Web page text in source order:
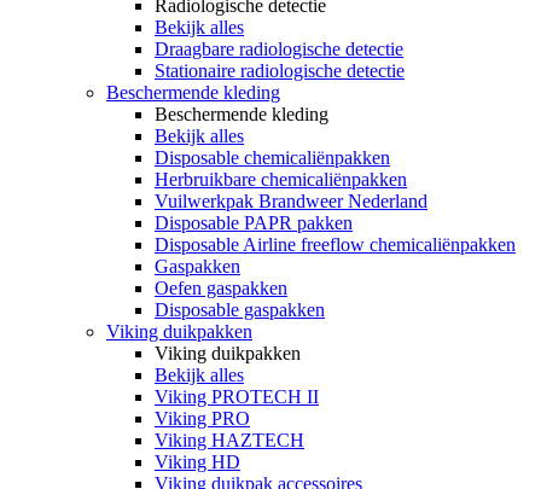
Radiologische detectie
Bekijk alles
Draagbare radiologische detectie
Stationaire radiologische detectie
Beschermende kleding
Beschermende kleding
Bekijk alles
Disposable chemicaliënpakken
Herbruikbare chemicaliënpakken
Vuilwerkpak Brandweer Nederland
Disposable PAPR pakken
Disposable Airline freeflow chemicaliënpakken
Gaspakken
Oefen gaspakken
Disposable gaspakken
Viking duikpakken
Viking duikpakken
Bekijk alles
Viking PROTECH II
Viking PRO
Viking HAZTECH
Viking HD
Viking duikpak accessoires